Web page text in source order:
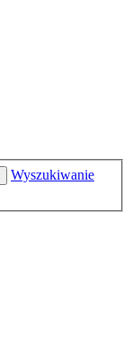
Wyszukiwanie